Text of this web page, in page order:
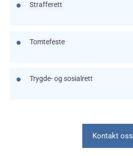
Strafferett
Tomtefeste
Trygde- og sosialrett
Kontakt oss